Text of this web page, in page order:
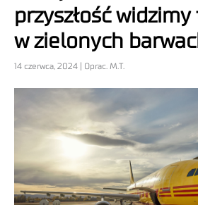
przyszłość
w zielonych
14 czerwca, 2024 | Oprac. M.T.